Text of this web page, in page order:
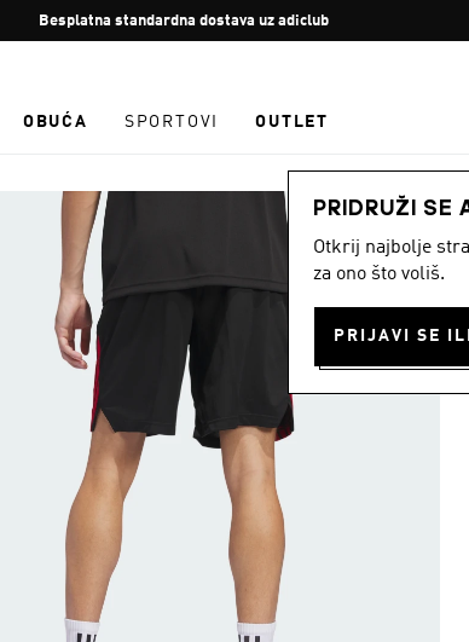
Zaustavi
rotaciju
Besplatna standardna dostava uz adiclub
OBUĆA SPORTOVI OUTLET
PRIDRUŽI SE
Otkrij najbolje
za ono što voliš.